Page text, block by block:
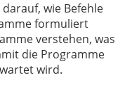
wie Befehle
formuliert
verstehen, was
die Programme
wird.